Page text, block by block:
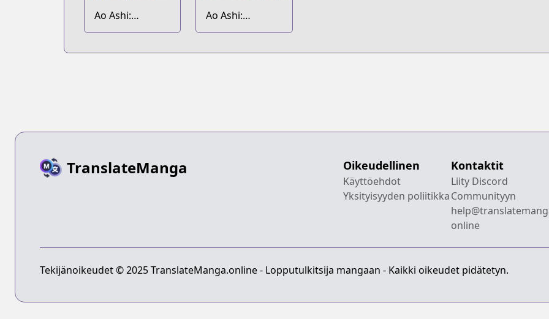
Ao Ashi:
Brotherfoot
Ao Ashi:
Midnight
TranslateManga Oikeudellinen
Käyttöehdot
Yksityisyyden poliitikka
Kontaktit
Liity Discord
Communityyn
online
Tekijänoikeudet © 2025 TranslateManga.online - Lopputulkitsija mangaan - Kaikki oikeudet pidätetyn.